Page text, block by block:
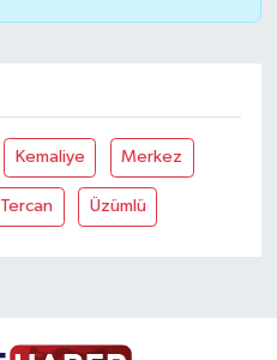
Kemaliye Merkez
Tercan Üzümlü